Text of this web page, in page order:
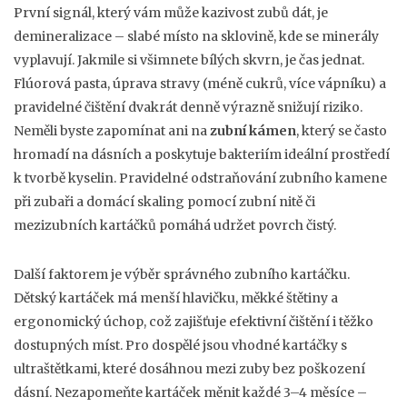
První signál, který vám může kazivost zubů dát, je
demineralizace – slabé místo na sklovině, kde se minerály
vyplavují. Jakmile si všimnete bílých skvrn, je čas jednat.
Flúorová pasta, úprava stravy (méně cukrů, více vápníku) a
pravidelné čištění dvakrát denně výrazně snižují riziko.
Neměli byste zapomínat ani nazubní kámen, který se často
hromadí na dásních a poskytuje bakteriím ideální prostředí
k tvorbě kyselin. Pravidelné odstraňování zubního kamene
při zubaři a domácí skaling pomocí zubní nitě či
mezizubních kartáčků pomáhá udržet povrch čistý.
Další faktorem je výběr správného zubního kartáčku.
Dětský kartáček má menší hlavičku, měkké štětiny a
ergonomický úchop, což zajišťuje efektivní čištění i těžko
dostupných míst. Pro dospělé jsou vhodné kartáčky s
ultraštětkami, které dosáhnou mezi zuby bez poškození
dásní. Nezapomeňte kartáček měnit každé 3–4 měsíce –